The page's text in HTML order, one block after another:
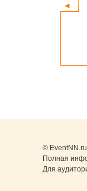
◄
©
Полная
Для